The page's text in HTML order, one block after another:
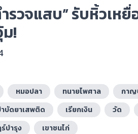
รวจแสบ” รับหิ้วเห
!
หมอปลา ทนายไพศาล กาญ
บัดยาเสพติด เรียกเงิน วัด
บำรุง เขาชนไก่